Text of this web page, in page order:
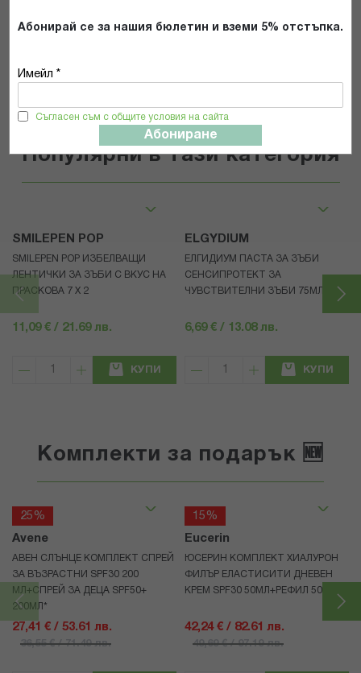
Абонирай се за нашия бюлетин и вземи 5% отстъпка.
Имейл *
Съгласен съм с общите условия на сайта
Абониране
Популярни в тази категория
SMILEPEN POP
SMILEPEN POP ИЗБЕЛВАЩИ
ЛЕНТИЧКИ ЗА ЗЪБИ С ВКУС НА
ПРАСКОВА 7 Х 2
11,09 € / 21.69 лв.
КУПИ
ELGYDIUM
ЕЛГИДИУМ ПАСТА ЗА ЗЪБИ
СЕНСИПРОТЕКТ ЗА
ЧУВСТВИТЕЛНИ ЗЪБИ 75МЛ
6,69 € / 13.08 лв.
КУПИ
Комплекти за подарък 🆕
25%
Avene
АВЕН СЛЪНЦЕ КОМПЛЕКТ СПРЕЙ
ЗА ВЪЗРАСТНИ SPF30 200
МЛ+СПРЕЙ ЗА ДЕЦА SPF50+
200МЛ*
27,41 € / 53.61 лв.
36,55 € / 71.49 лв.
15%
Eucerin
ЮСЕРИН КОМПЛЕКТ ХИАЛУРОН
ФИЛЪР ЕЛАСТИСИТИ ДНЕВЕН
КРЕМ SPF30 50МЛ+РЕФИЛ 50МЛ
42,24 € / 82.61 лв.
49,69 € / 97.19 лв.